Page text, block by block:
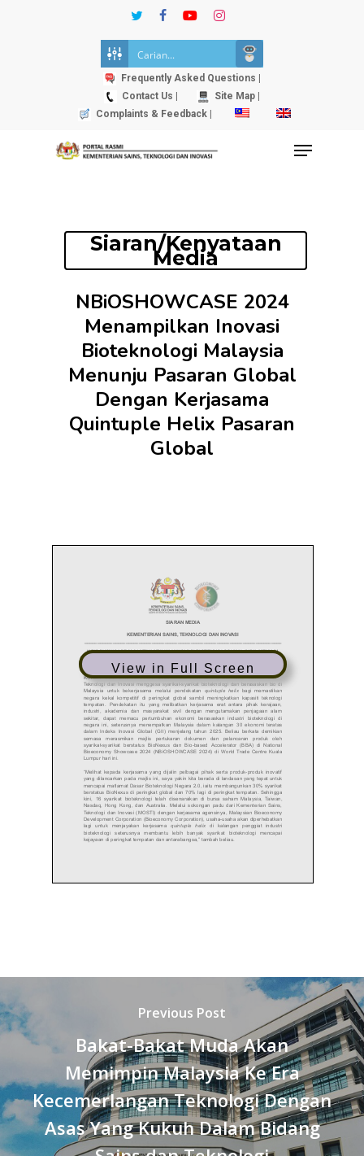
twitterfacebookyoutubeinstagram
Frequently Asked Questions |
Contact Us |
Site Map |
Complaints & Feedback |
Menu
Siaran/Kenyataan
Media
NBiOSHOWCASE 2024
Menampilkan Inovasi
Bioteknologi Malaysia
Menunju Pasaran Global
Dengan Kerjasama
Quintuple Helix Pasaran
Global
View in Full Screen
Previous Post
Bakat-Bakat Muda Akan
Memimpin Malaysia Ke Era
Kecemerlangan Teknologi Dengan
Asas Yang Kukuh Dalam Bidang